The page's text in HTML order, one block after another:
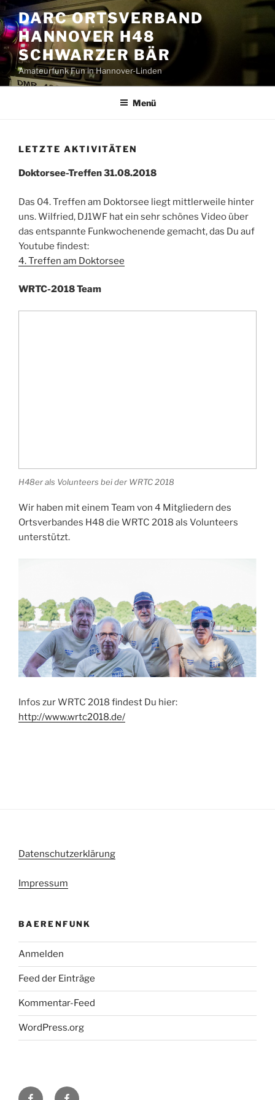
Zum
Inhalt
springen
DARC ORTSVERBAND
HANNOVER H48
SCHWARZER BÄR
Amateurfunk Fun in Hannover-Linden
Menü
LETZTE AKTIVITÄTEN
Doktorsee-Treffen 31.08.2018
Das 04. Treffen am Doktorsee liegt mittlerweile hinter
uns. Wilfried, DJ1WF hat ein sehr schönes Video über
das entspannte Funkwochenende gemacht, das Du auf
Youtube findest:
4. Treffen am Doktorsee
WRTC-2018 Team
H48er als Volunteers bei der WRTC 2018
Wir haben mit einem Team von 4 Mitgliedern des
Ortsverbandes H48 die WRTC 2018 als Volunteers
unterstützt.
Infos zur WRTC 2018 findest Du hier:
http://www.wrtc2018.de/
Datenschutzerklärung
Impressum
BAERENFUNK
Anmelden
Feed der Einträge
Kommentar-Feed
WordPress.org
H48 Facebook-